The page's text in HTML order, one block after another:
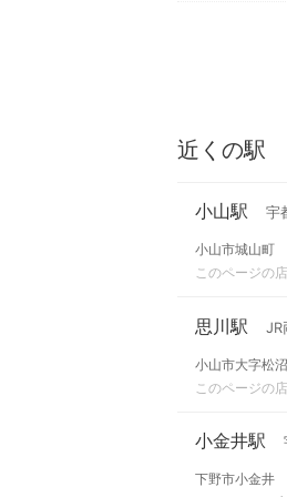
近くの駅
小山駅 宇
小山市城山町
このページの
思川駅 JR
小山市大字松沼
このページの
小金井駅
下野市小金井